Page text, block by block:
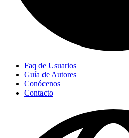
Faq de Usuarios
Guía de Autores
Conócenos
Contacto